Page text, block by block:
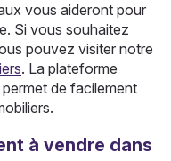
vous aideront pour
Si vous souhaitez
pouvez visiter notre
. La plateforme
de facilement
à vendre dans